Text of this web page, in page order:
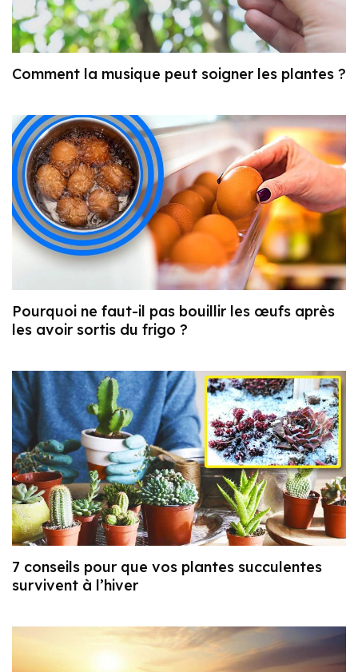
Comment la musique peut soigner les plantes ?
Pourquoi ne faut-il pas bouillir les œufs après
les avoir sortis du frigo ?
7 conseils pour que vos plantes succulentes
survivent à l’hiver